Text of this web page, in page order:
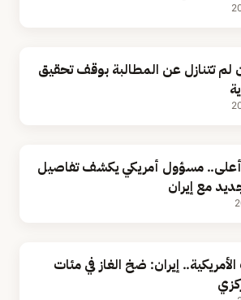
لم تتنازل عن المطالبة بوقف تحقيق
مسؤول أمريكي يكشف تفاصيل
مع إيران
إيران: ضخ الغاز في مئات